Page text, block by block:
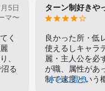
テムにクラス・召喚
トルを楽しめます。
ムとレベルを同期化で
もすぐに前線に立たせ
れるRPGです。
5日
マ〜
く
、
る
課
ターン制好きや
良かった所・低
使えるしキャラ
麗・主人公を必
が職、属性があ
制で速度という
さらに見る